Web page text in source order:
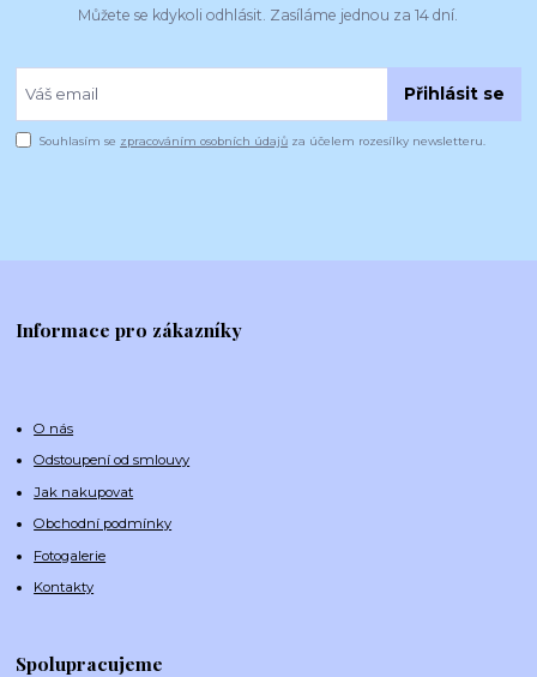
Můžete se kdykoli odhlásit. Zasíláme jednou za 14 dní.
Přihlásit se
Souhlasím se zpracováním osobních údajů za účelem rozesílky newsletteru.
Informace pro zákazníky
O nás
Odstoupení od smlouvy
Jak nakupovat
Obchodní podmínky
Fotogalerie
Kontakty
Spolupracujeme